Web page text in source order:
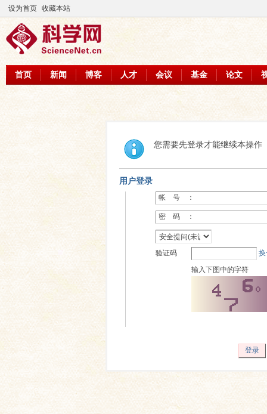
设为首页 收藏本站
首页 新闻 博客 人才 会议 基金 论文
您需要先登录才能继续本操作
用户登录
帐 号 ：
密 码 ：
验证码
输入下图中的字符
登录